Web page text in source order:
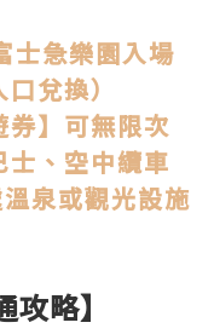
士急樂園入場
兌換）
券】可無限次
、空中纜車
泉或觀光設施
攻略】